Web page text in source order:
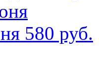
580 руб.